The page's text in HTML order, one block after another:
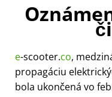
e-scooter.co,
propagáciu
bola ukončená vo